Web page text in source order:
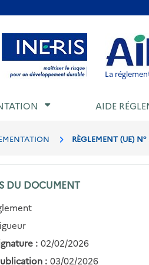
Aller au menu Aller au
La
AIDE
RÈGLEMENT (UE)
DU DOCUMENT
: 02/02/2026
: 03/02/2026